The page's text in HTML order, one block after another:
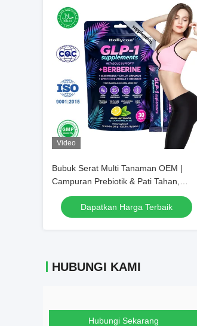
Video
Bubuk Serat Multi Tanaman OEM |
Campuran Prebiotik & Pati Tahan,
Suplemen Asupan Nutrisi Botani Harian
Dapatkan Harga Terbaik
HUBUNGI KAMI
Hubungi Sekarang